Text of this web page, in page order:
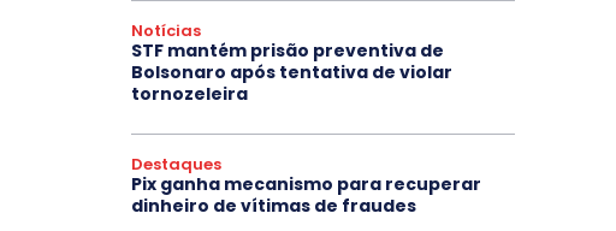
Notícias
STF mantém prisão preventiva de
Bolsonaro após tentativa de violar
tornozeleira
Destaques
Pix ganha mecanismo para recuperar
dinheiro de vítimas de fraudes